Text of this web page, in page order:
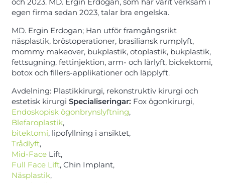
egen firma sedan 2023, talar bra engelska.
MD. Ergin Erdogan; Han utför framgångsrikt
näsplastik, bröstoperationer, brasiliansk rumplyft,
mommy makeover, bukplastik, otoplastik, bukplastik,
fettsugning, fettinjektion, arm- och lårlyft, bickektomi,
botox och fillers-applikationer och läpplyft.
Avdelning: Plastikkirurgi, rekonstruktiv kirurgi och
estetisk kirurgi Specialiseringar: Fox ögonkirurgi,
Endoskopisk ögonbrynslyftning,
Blefaroplastik,
bitektomi, lipofyllning i ansiktet,
Trådlyft,
Mid-FaceLift,
Full Face Lift, Chin Implant,
Näsplastik,